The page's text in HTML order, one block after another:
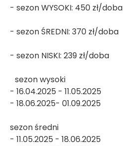
- sezon WYSOKI: 450 zł/doba
- sezon ŚREDNI: 370 zł/doba
- sezon NISKI: 239 zł/doba
sezon wysoki
- 16.04.2025 - 11.05.2025
- 18.06.2025- 01.09.2025
sezon średni
- 11.05.2025 - 18.06.2025